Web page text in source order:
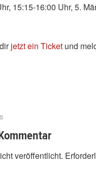
15:15-16:00 Uhr, 5.
jetzt ein Ticketund
veröffentlicht.